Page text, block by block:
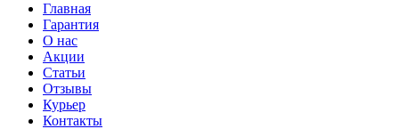
Главная
Гарантия
О нас
Акции
Статьи
Отзывы
Курьер
Контакты